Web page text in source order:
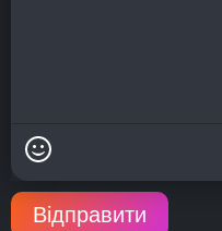
Відправити